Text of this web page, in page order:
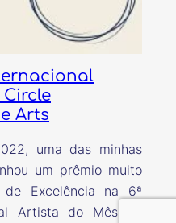
Arts
uma das minhas
um prêmio muito
Excelência na 6ª
Artista do Mês do